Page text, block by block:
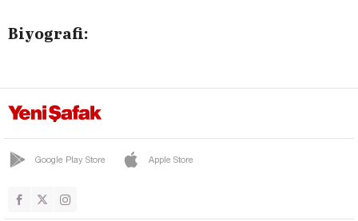
Biyografi:
Google Play Store Apple Store